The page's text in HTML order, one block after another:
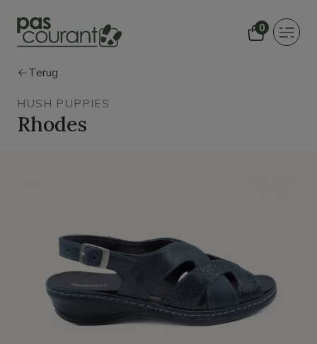
0
Toggle
Terug
HUSH PUPPIES
Rhodes